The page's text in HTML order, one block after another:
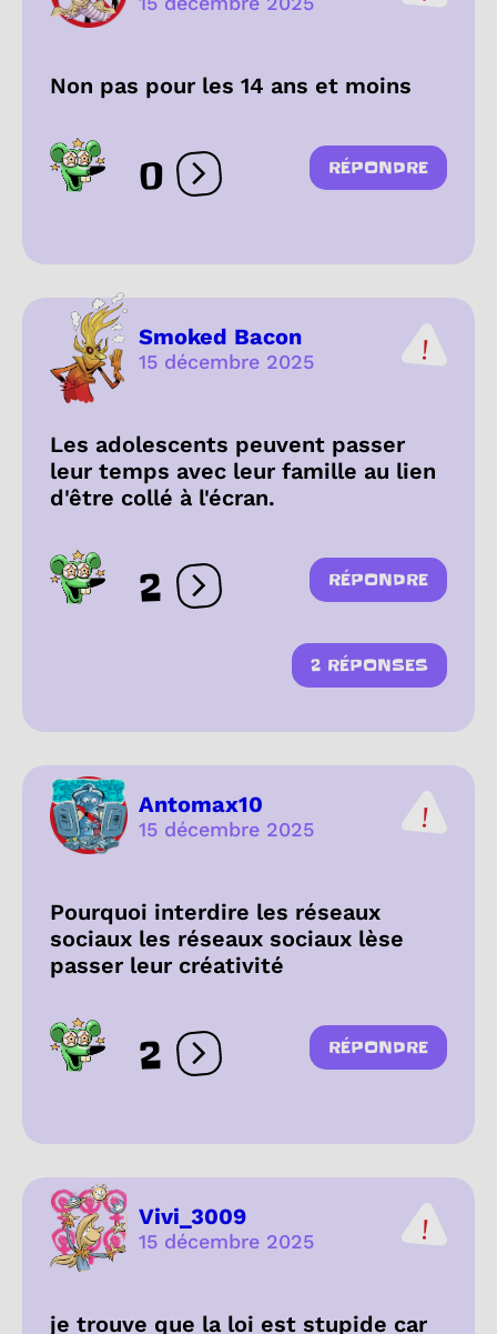
Non pas pour les 14 ans et moins
0 Ouvrir les réactions
RÉPONDRE
Smoked Bacon
15 décembre 2025
Les adolescents peuvent passer
leur temps avec leur famille au lien
d'être collé à l'écran.
2 Ouvrir les réactions
RÉPONDRE
2 RÉPONSES
Antomax10
15 décembre 2025
Pourquoi interdire les réseaux
sociaux les réseaux sociaux lèse
passer leur créativité
2 Ouvrir les réactions
RÉPONDRE
Vivi_3009
15 décembre 2025
je trouve que la loi est stupide car